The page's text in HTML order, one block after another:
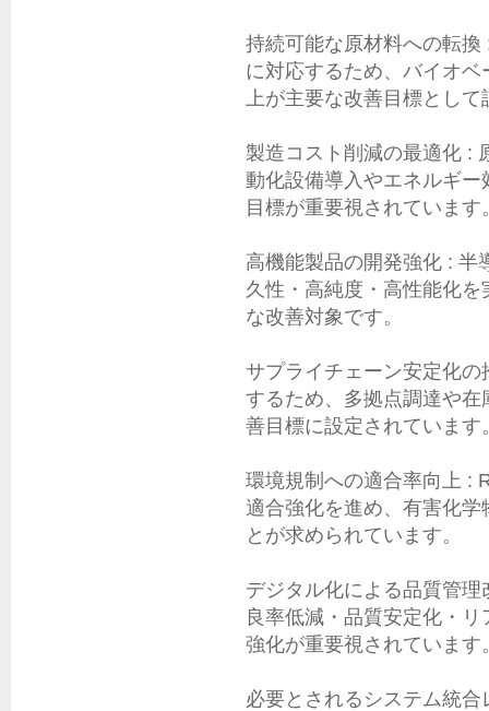
持続可能な原材料への転
に対応するため、バイオ
上が主要な改善目標とし
製造コスト削減の最適化 :
動化設備導入やエネルギ
目標が重要視されています
高機能製品の開発強化 : 半
久性・高純度・高性能化
な改善対象です。
サプライチェーン安定化
するため、多拠点調達や
善目標に設定されています
環境規制への適合率向上 :
適合強化を進め、有害化
とが求められています。
デジタル化による品質管
良率低減・品質安定化・
強化が重要視されています
必要とされるシステム統合